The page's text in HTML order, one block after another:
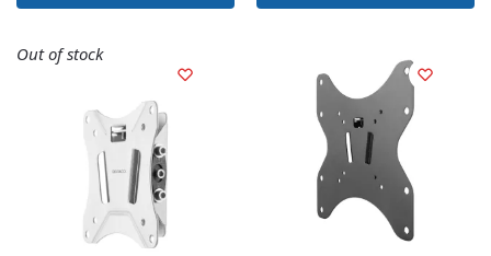
Out of stock